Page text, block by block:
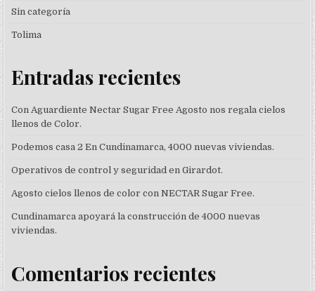
Sin categoría
Tolima
Entradas recientes
Con Aguardiente Nectar Sugar Free Agosto nos regala cielos
llenos de Color.
Podemos casa 2 En Cundinamarca, 4000 nuevas viviendas.
Operativos de control y seguridad en Girardot.
Agosto cielos llenos de color con NECTAR Sugar Free.
Cundinamarca apoyará la construcción de 4000 nuevas
viviendas.
Comentarios recientes